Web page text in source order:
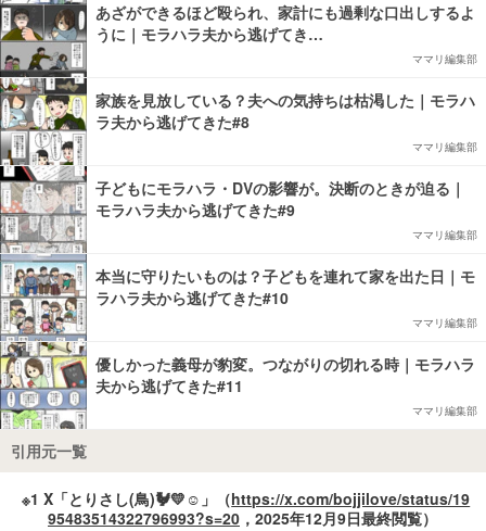
あざができるほど殴られ、家計にも過剰な口出しするよ
うに｜モラハラ夫から逃げてき…
ママリ編集部
家族を見放している？夫への気持ちは枯渇した｜モラハ
ラ夫から逃げてきた#8
ママリ編集部
子どもにモラハラ・DVの影響が。決断のときが迫る｜
モラハラ夫から逃げてきた#9
ママリ編集部
本当に守りたいものは？子どもを連れて家を出た日｜モ
ラハラ夫から逃げてきた#10
ママリ編集部
優しかった義母が豹変。つながりの切れる時｜モラハラ
夫から逃げてきた#11
ママリ編集部
引用元一覧
※1 X「とりさし(鳥)🐓💛☺︎」（https://x.com/bojjilove/status/19
95483514322796993?s=20 ，2025年12月9日最終閲覧）